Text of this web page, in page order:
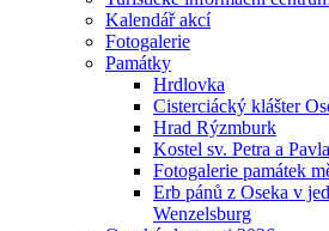
Kalendář akcí
Fotogalerie
Památky
Hrdlovka
Cisterciácký klášter
Hrad Rýzmburk
Kostel sv. Petra a Pavla
Fotogalerie památek
Erb pánů z Oseka v
Wenzelsburg